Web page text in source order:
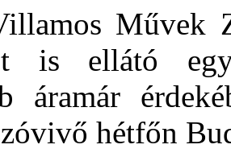
Művek
is ellátó
áramár
hétfőn